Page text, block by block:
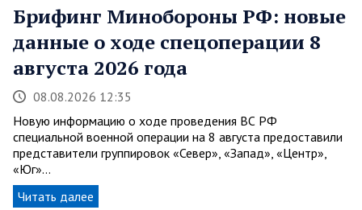
Брифинг Минобороны РФ: новые
данные о ходе спецоперации 8
августа 2026 года
08.08.2026 12:35
Новую информацию о ходе проведения ВС РФ
специальной военной операции на 8 августа предоставили
представители группировок «Север», «Запад», «Центр»,
«Юг»…
Читать далее